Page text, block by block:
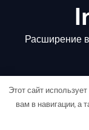
Расширение
Copyright © All
Этот сайт
вам в навигации, а